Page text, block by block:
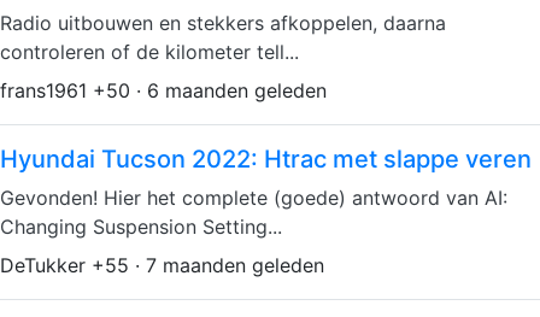
Radio uitbouwen en stekkers afkoppelen, daarna
controleren of de kilometer tell...
frans1961 +50 · 6 maanden geleden
Hyundai Tucson 2022: Htrac met slappe veren
Gevonden! Hier het complete (goede) antwoord van AI:
Changing Suspension Setting...
DeTukker +55 · 7 maanden geleden